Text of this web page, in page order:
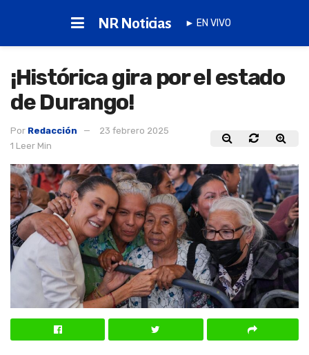
NR Noticias ► EN VIVO
¡Histórica gira por el estado
de Durango!
Por Redacción
23 febrero 2025
1 Leer Min